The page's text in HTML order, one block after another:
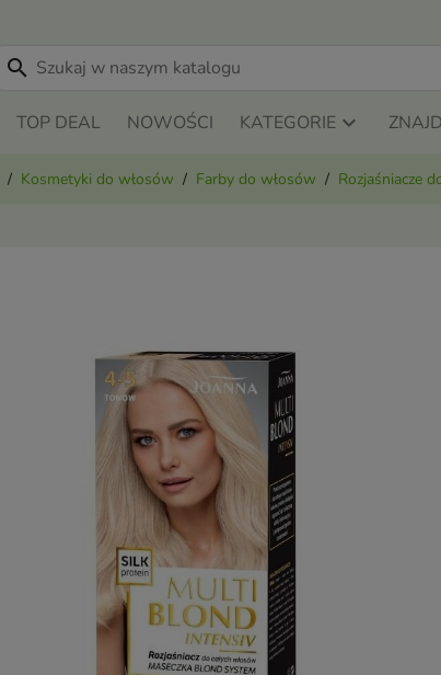
search
TOP DEAL NOWOŚCI KATEGORIE
Kosmetyki do włosów Farby do włosów Rozjaśniacze